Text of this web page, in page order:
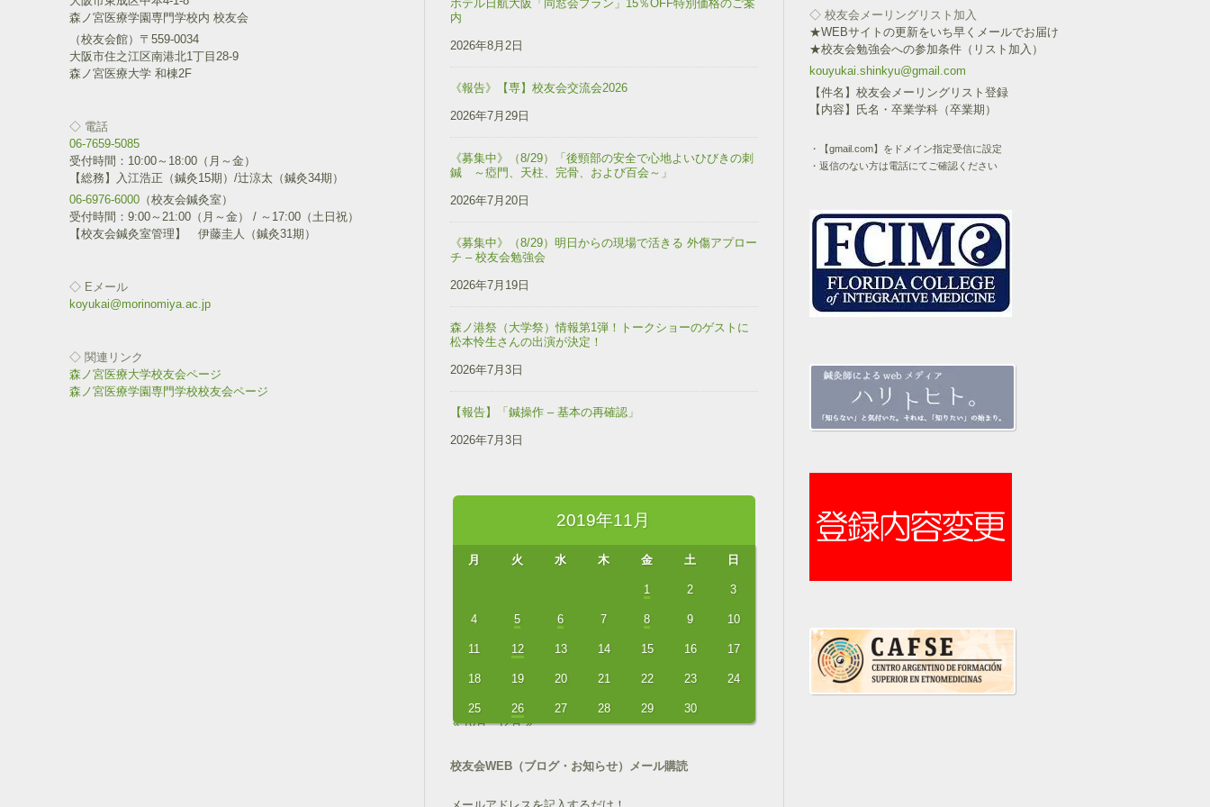
ク
し
て
T
w
i
t
で
共
有
(
新
し
い
ウ
ィ
ン
ド
き
ま
す
e
b
o
k
で
共
リ
ッ
ク
し
て
く
だ
さ
い
ウ
ウ
で
開
き
森ノ宮医療学園専門学校内 校友会
（校友会館）〒559-0034
大阪市住之江区南港北1丁目28-9
森ノ宮医療大学 和棟2F
◇ 電話
06-7659-5085
受付時間：10:00～18:00（月～金）
【総務】入江浩正（鍼灸15期）/辻涼太（鍼灸34期）
06-6976-6000 （校友会鍼灸室）
受付時間：9:00～21:00（月～金） / ～17:00（土日祝）
【校友会鍼灸室管理】 伊藤圭人（鍼灸31期）
◇ Eメール
koyukai@morinomiya.ac.jp
◇ 関連リンク
森ノ宮医療大学校友会ページ
森ノ宮医療学園専門学校校友会ページ
ホテル日航大阪「同窓会プラン」15％OFF特別価格のご案
内
2026年8月2日
《報告》【専】校友会交流会2026
2026年7月29日
《募集中》（8/29）「後頸部の安全で心地よいひびきの刺
鍼 ～瘂門、天柱、完骨、および百会～」
2026年7月20日
《募集中》（8/29）明日からの現場で活きる 外傷アプロー
チ – 校友会勉強会
2026年7月19日
森ノ港祭（大学祭）情報第1弾！トークショーのゲストに
松本怜生さんの出演が決定！
2026年7月3日
【報告】「鍼操作 – 基本の再確認」
2026年7月3日
2019年11月
月 火 水 木 金 土 日
1 2 3
4 5 6 7 8 9 10
11 12 13 14 15 16 17
18 19 20 21 22 23 24
25 26 27 28 29
30
« 10月
12月 »
校友会WEB（ブログ・お知らせ）メール購読
◇ 校友会メーリングリスト加入
★WEBサイトの更新をいち早くメールでお届け
★校友会勉強会への参加条件（リスト加入）
kouyukai.shinkyu@gmail.com
【件名】校友会メーリングリスト登録
【内容】氏名・卒業学科（卒業期）
・【gmail.com】をドメイン指定受信に設定
・返信のない方は電話にてご確認ください